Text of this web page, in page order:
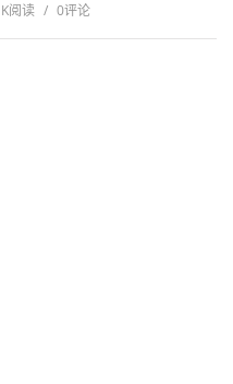
阅读 / 0评论